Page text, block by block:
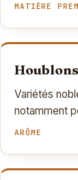
MATIÈRE
Houblons
Variétés
notamment
ARÔME